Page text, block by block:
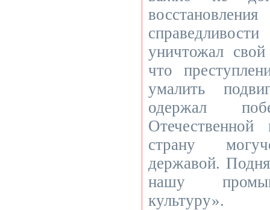
уничтожал
что
умалить
одержал
страну
державой.
нашу
культуру».